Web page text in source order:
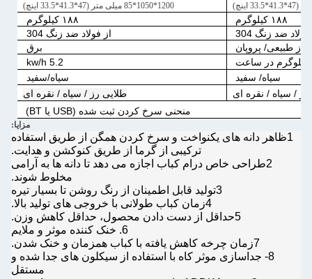
1200*1050*85 میلی متر (47*41.3*33.5 اینچ)
۱۸۸ کیلوگرم
۱۸۸ کیلوگرم
ضد زنگ 304
از فولاد ضد زنگ 304
گاز طبیعی/ پروپان
برق
5.2 kw/h
سیاه/ سفید
سیاه/سفید
رز / سیاه / نقره ای
طلایی رز / سیاه / نقره ای
منحنی سرخ کردن ثبت شده (USB یا BT)
مزایا:
1ظاهر دانه های یکنواخت و سرخ کردن همگن از طریق استفاده
ترکیبی از گرما از طریق کنوکشن و هدایت.
2طراحی خاص درام کباب اجازه می دهد تا دانه ها به آرامی
مخلوط شوند.
3تولید قابل اطمینان از رنگ روشن تا بسیار تیره
4زمان کباب طولانی با خروجی های تولید بالا.
5حداقل از دست دادن محصول، حداقل کاهش وزن.
6. خنک کننده موثر و ملایم
7زمان چرخه کاهش یافته با کباب همزمان و خنک شدن.
8- جداسازی موثر کاه با استفاده از سیکلون های جدا شده و
مستقل